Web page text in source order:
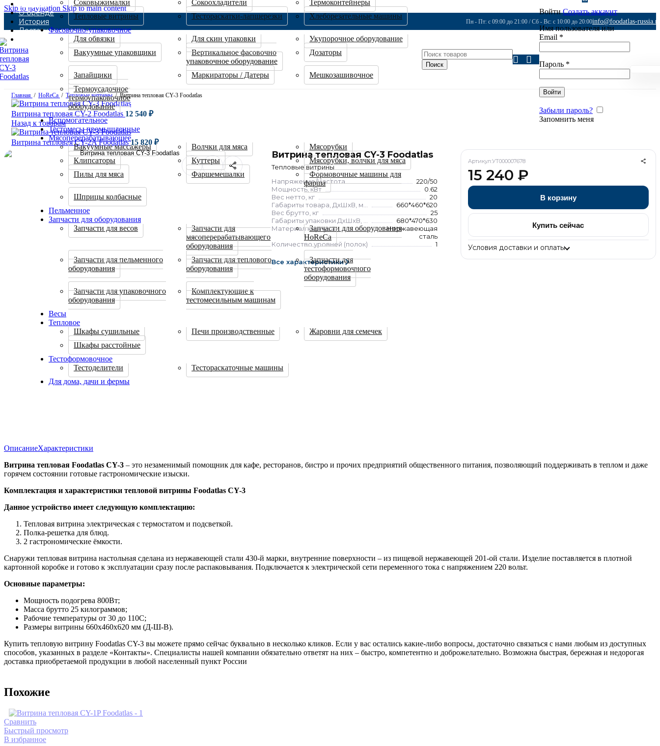
Skip to navigation Skip to main content
Каталог
О бренде
История
Доставка и оплата
Пн - Пт: с 09:00 до 21:00 / Сб - Вс: с 10:00 до 20:00info@foodatlas-
Соковыжималки Сокоохладители
Термоконтейнеры
Тепловые витрины
Тестораскатки-лапшерезки
Хлеборезательные машины
Фасовочно-упаковочное
Для обвязки
Для скин упаковки
Укупорочное оборудование
Вакуумные упаковщики
Вертикальное фасовочно
упаковочное оборудование
Дозаторы
Запайщики Маркираторы / Датеры
Мешкозашивочное
Термоусадочное
термоупаковочное
оборудование
Вспомогательное
Тестомесы промышленные
Мясоперерабатывающее
Вакуумные массажеры
Волчки для мяса
Мясорубки
Клипсаторы
Куттеры
Мясорубки, волчки для мяса
Пилы для мяса
Фаршемешалки
Формовочные машины для
фарша
Шприцы колбасные
Пельменное
Запчасти для оборудования
Запчасти для весов
Запчасти для
мясоперерабатывающего
оборудования
Запчасти для оборудования
HoReCa
Запчасти для пельменного
оборудования
Запчасти для теплового
оборудования
Запчасти для
тестоформовочного
оборудования
Запчасти для упаковочного
оборудования
Комплектующие к
тестомесильным машинам
Весы
Тепловое
Шкафы сушильные
Печи производственные
Жаровни для семечек
Шкафы расстойные
Тестоформовочное
Тестоделители
Тестораскаточные машины
Для дома, дачи и фермы
Поиск
ВойтиСоздать аккаунт
Имя пользователя или
Email *
Пароль *
Войти
Забыли пароль?
Запомнить меня
Главная / HoReCa / Тепловые витрины/Витрина тепловая CY-3 Foodatlas
Витрина тепловая CY-2 Foodatlas 12 540 ₽
Назад к товарам
Витрина тепловая CY-2A Foodatlas15 820 ₽
Витрина тепловая CY-3 Foodatlas
Тепловые витрины
Напряжение/Частота
220/50
Мощность, кВт
0.62
Вес нетто, кг
20
660*460*620
Вес брутто, кг
25
680*470*630
Материал корпуса
Нержавеющая
сталь
Количество уровней (полок)
1
Все характеристики
Артикул:УТ000007678
15 240 ₽
В корзину
Купить сейчас
Условия доставки и оплаты
ОписаниеХарактеристики
Витрина тепловая Foodatlas CY-3 – это незаменимый помощник для кафе, ресторанов, бистро и прочих предприятий общественного питания, позволяющий поддерживать в теплом и даже
горячем состоянии готовые гастрономические изыски.
Комплектация и характеристики тепловой витрины Foodatlas CY-3
Данное устройство имеет следующую комплектацию:
Тепловая витрина электрическая с термостатом и подсветкой.
Полка-решетка для блюд.
2 гастрономические ёмкости.
Снаружи тепловая витрина настольная сделана из нержавеющей стали 430-й марки, внутренние поверхности – из пищевой нержавеющей 201-ой стали. Изделие поставляется в плотной
картонной коробке и готово к эксплуатации сразу после распаковывания. Подключается к электрической сети переменного тока с напряжением 220 вольт.
Основные параметры:
Мощность подогрева 800Вт;
Масса брутто 25 килограммов;
Рабочие температуры от 30 до 110C;
Размеры витрины 660х460х620 мм (Д-Ш-В).
Купить тепловую витрину Foodatlas CY-3 вы можете прямо сейчас буквально в несколько кликов. Если у вас остались какие-либо вопросы, достаточно связаться с нами любым из доступных
способов, указанных в разделе «Контакты». Специалисты нашей компании обязательно ответят на них – быстро, компетентно и доброжелательно. Возможна быстрая, бережная и недорогая
доставка приобретаемой продукции в любой населенный пункт России
Похожие
Сравнить
Быстрый просмотр
В избранное